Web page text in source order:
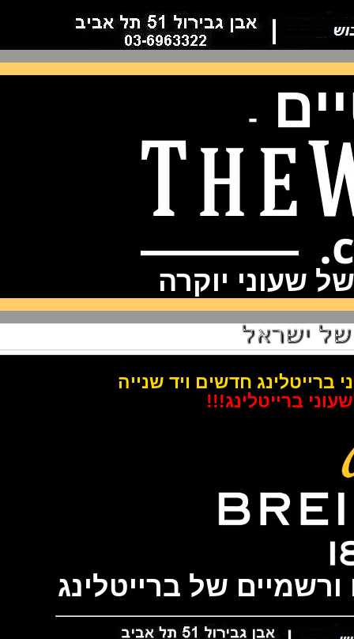
-
יוקרה
חדשים ויד שנייה
ברייטלינג!!!
של ברייטלינג